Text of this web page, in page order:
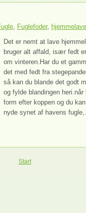
Fuglefoder,
Det er nemt at lave
bruger alt affald, især fedt
om vinteren.Har du et
det med fedt fra
så kan du blande det godt
og fylde blandingen
form efter koppen og du
nyde synet af havens
Start